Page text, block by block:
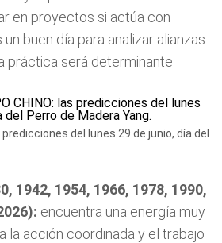
en proyectos si actúa con
buen día para analizar alianzas.
práctica será determinante
predicciones del lunes 29 de junio, día del
1942, 1954, 1966, 1978, 1990,
encuentra una energía muy
la acción coordinada y el trabajo